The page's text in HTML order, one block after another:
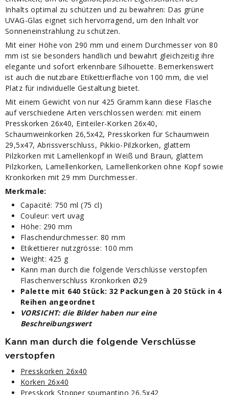
Inhalts optimal zu schützen und zu bewahren: Das grüne
UVAG-Glas eignet sich hervorragend, um den Inhalt vor
Sonneneinstrahlung zu schützen.
Mit einer Höhe von 290 mm und einem Durchmesser von 80
mm ist sie besonders handlich und bewahrt gleichzeitig ihre
elegante und sofort erkennbare Silhouette. Bemerkenswert
ist auch die nutzbare Etikettierfläche von 100 mm, die viel
Platz für individuelle Gestaltung bietet.
Mit einem Gewicht von nur 425 Gramm kann diese Flasche
auf verschiedene Arten verschlossen werden: mit einem
Presskorken 26x40, Einteiler-Korken 26x40,
Schaumweinkorken 26,5x42, Presskorken für Schaumwein
29,5x47, Abrissverschluss, Pikkio-Pilzkorken, glattem
Pilzkorken mit Lamellenkopf in Weiß und Braun, glattem
Pilzkorken, Lamellenkorken, Lamellenkorken ohne Kopf sowie
Kronkorken mit 29 mm Durchmesser.
Merkmale:
Capacité: 750 ml (75 cl)
Couleur: vert uvag
Höhe: 290 mm
Flaschendurchmesser: 80 mm
Etikettierer nutzgrösse: 100 mm
Weight: 425 g
Kann man durch die folgende Verschlüsse verstopfen
Flaschenverschluss Kronkorken Ø29
Palette mit 640 Stück: 32 Packungen à 20 Stück in 4
Reihen angeordnet
VORSICHT: die Bilder haben nur eine
Beschreibungswert
Kann man durch die folgende Verschlüsse
verstopfen
Presskorken 26x40
Korken 26x40
Presskork Stopper spumantino 26,5x42